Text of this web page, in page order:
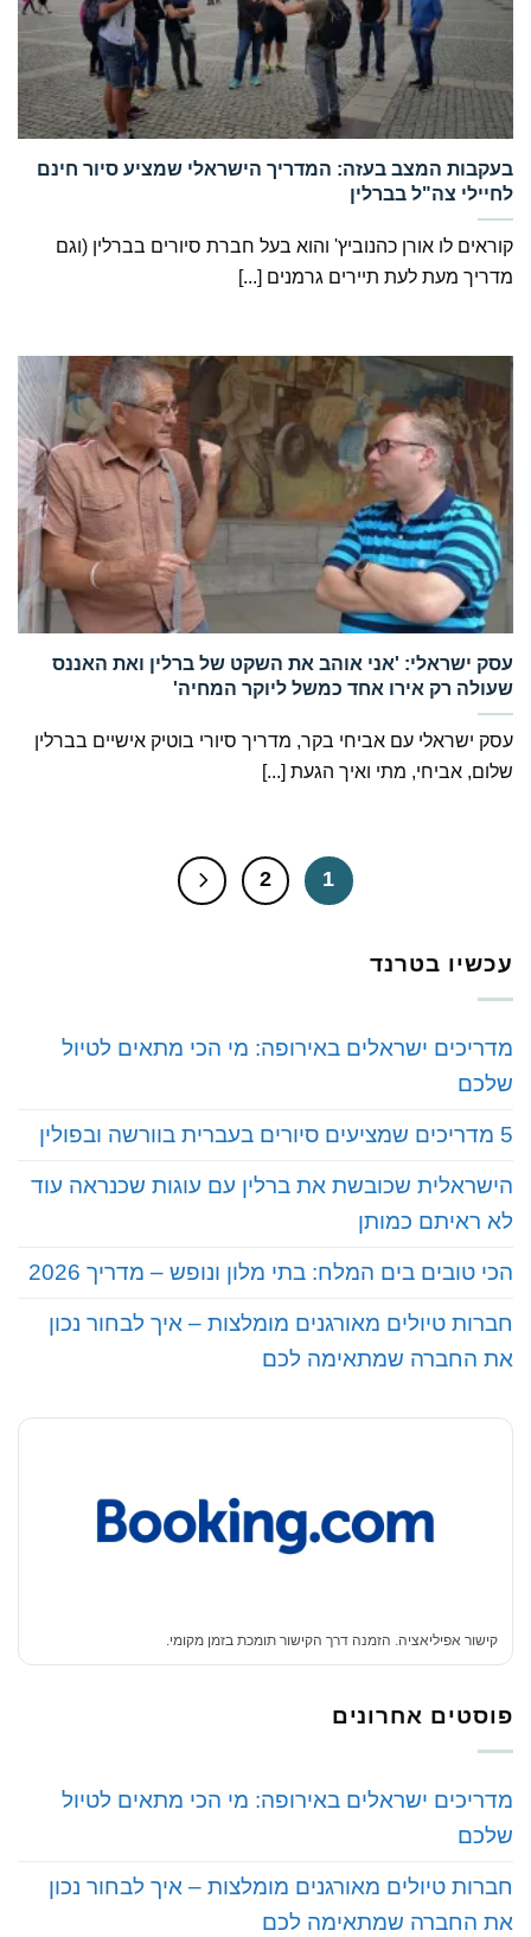
‏בעקבות המצב בעזה: המדריך הישראלי שמציע סיור חינם
לחיילי צה"ל בברלין
קוראים לו אורן כהנוביץ' והוא בעל חברת סיורים בברלין (וגם
מדריך מעת לעת תיירים גרמנים [...]
‏עסק ישראלי: 'אני אוהב את השקט של ברלין ואת האננס
שעולה רק אירו אחד כמשל ליוקר המחיה'
עסק ישראלי עם אביחי בקר, מדריך סיורי בוטיק אישיים בברלין
שלום, אביחי, מתי ואיך הגעת [...]
1
2
עכשיו בטרנד
מדריכים ישראלים באירופה: מי הכי מתאים לטיול
שלכם
5 מדריכים שמציעים סיורים בעברית בוורשה ובפולין
הישראלית שכובשת את ברלין עם עוגות שכנראה עוד
לא ראיתם כמותן
הכי טובים בים המלח: בתי מלון ונופש – מדריך 2026
חברות טיולים מאורגנים מומלצות – איך לבחור נכון
את החברה שמתאימה לכם
קישור אפיליאציה. הזמנה דרך הקישור תומכת בזמן מקומי.
פוסטים אחרונים
‏מדריכים ישראלים באירופה: מי הכי מתאים לטיול
שלכם
‏חברות טיולים מאורגנים מומלצות – איך לבחור נכון
את החברה שמתאימה לכם